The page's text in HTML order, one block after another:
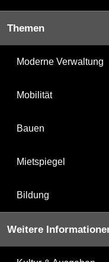
Themen
Moderne Verwaltung
Mobilität
Bauen
Mietspiegel
Bildung
Weitere